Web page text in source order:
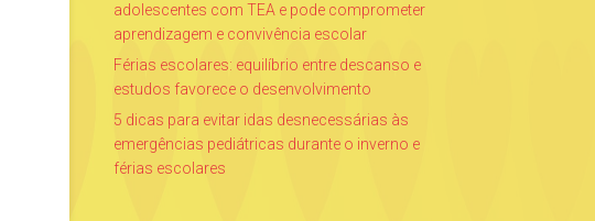
adolescentes com TEA e pode comprometer
aprendizagem e convivência escolar
Férias escolares: equilíbrio entre descanso e
estudos favorece o desenvolvimento
5 dicas para evitar idas desnecessárias às
emergências pediátricas durante o inverno e
férias escolares